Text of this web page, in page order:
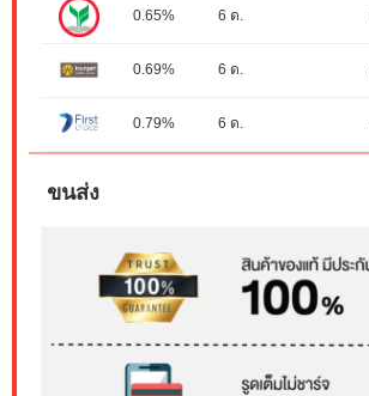
0.65% 6 ด.
0.69% 6 ด.
0.79% 6 ด.
ขนส่ง